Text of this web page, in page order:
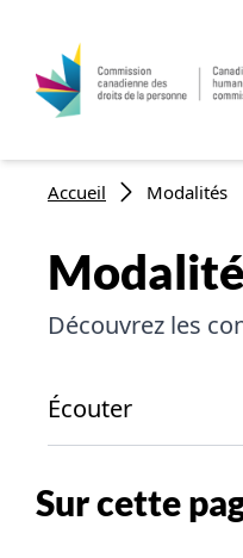
Fil d'Ariane
Accueil Modalités
Découvrez les
Écouter
Sur cette